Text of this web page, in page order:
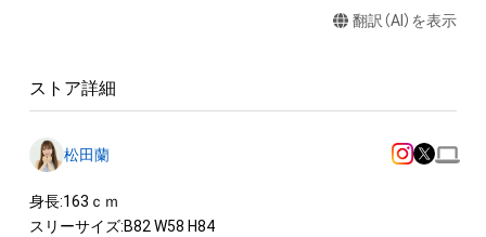
翻訳（AI）を表示
ストア詳細
松田蘭
身長:163ｃｍ
スリーサイズ:B82 W58 H84